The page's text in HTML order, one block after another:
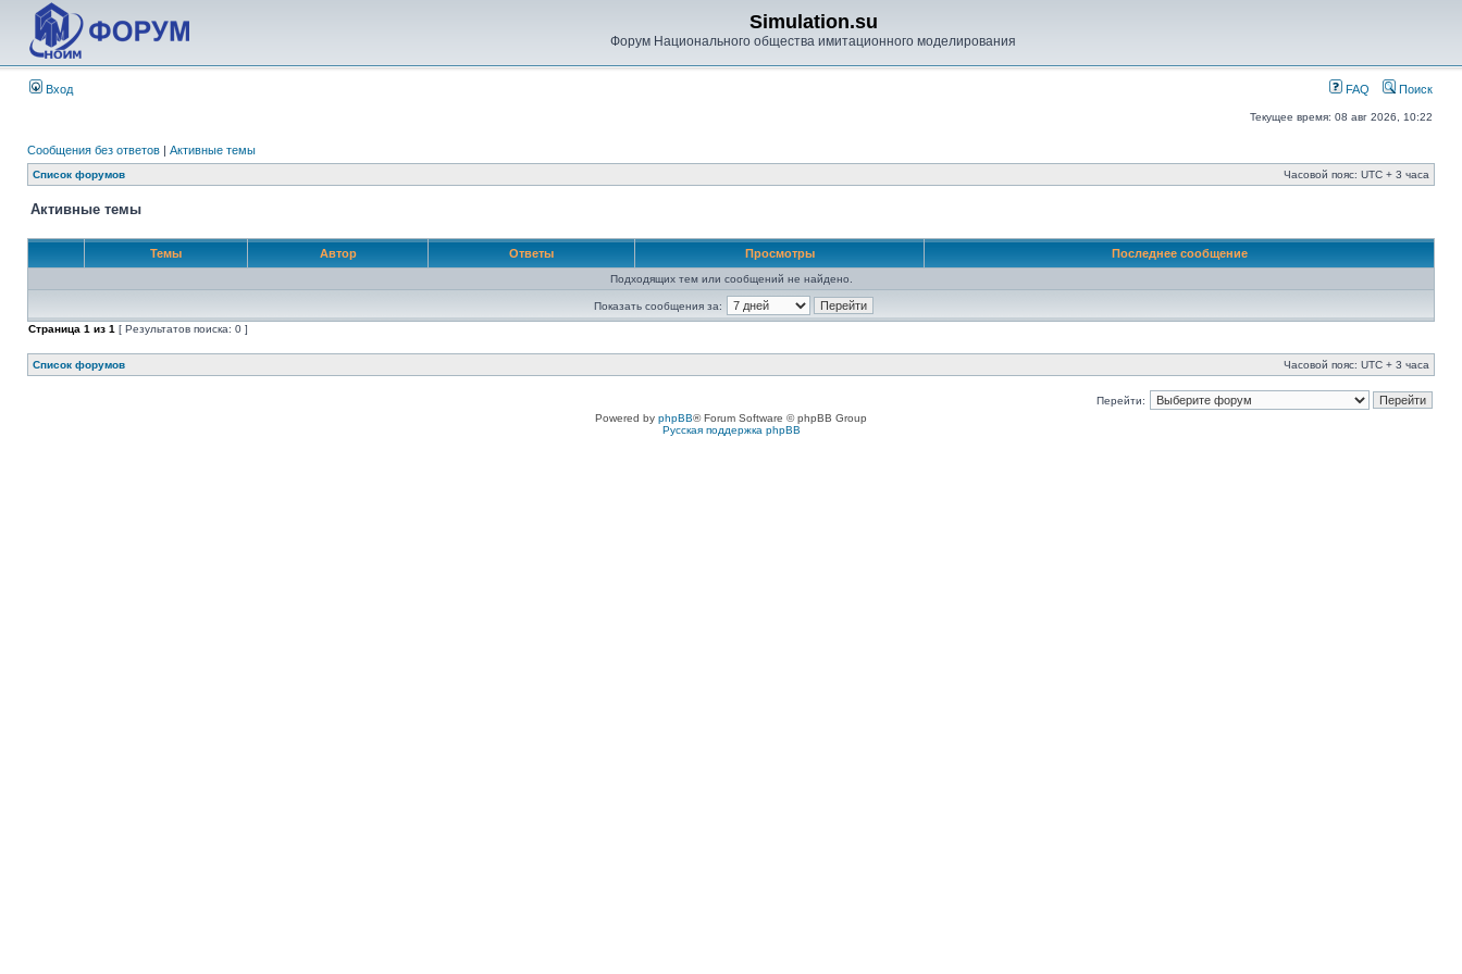
Simulation.su
Форум Национального общества имитационного моделирования
Вход FAQ Поиск
Текущее время: 08 авг 2026, 10:22
Сообщения без ответов | Активные темы
Список форумов Часовой пояс: UTC + 3 часа
Активные темы
Темы Автор Ответы Просмотры Последнее сообщение
Подходящих тем или сообщений не найдено.
Показать сообщения за:
Страница 1 из 1 [ Результатов поиска: 0 ]
Список форумов Часовой пояс: UTC + 3 часа
Перейти:
Powered by phpBB® Forum Software © phpBB Group
Русская поддержка phpBB